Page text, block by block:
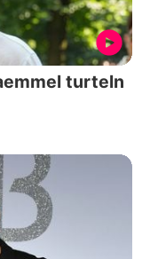
turteln